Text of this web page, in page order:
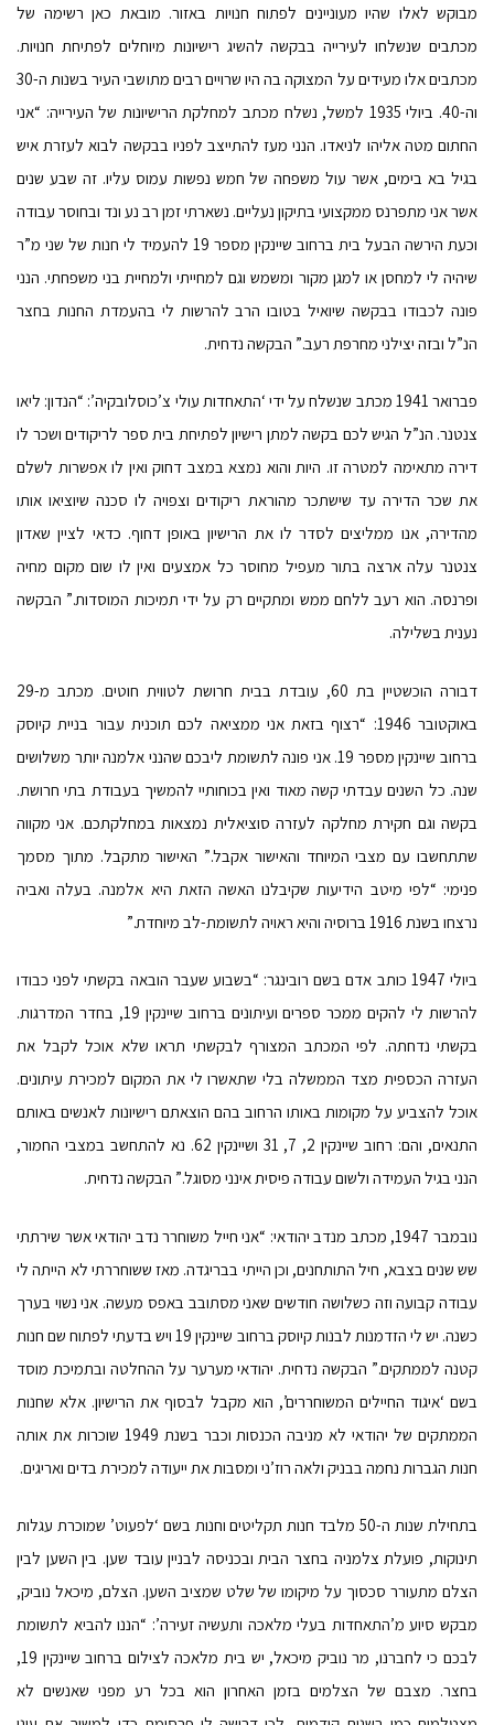
מבוקש לאלו שהיו מעוניינים לפתוח חנויות באזור. מובאת כאן רשימה של
מכתבים שנשלחו לעירייה בבקשה להשיג רישיונות מיוחלים לפתיחת חנויות.
מכתבים אלו מעידים על המצוקה בה היו שרויים רבים מתושבי העיר בשנות ה-30
וה-40. ביולי 1935 למשל, נשלח מכתב למחלקת הרישיונות של העירייה: “אני
החתום מטה אליהו לניאדו. הנני מעז להתייצב לפניו בבקשה לבוא לעזרת איש
בגיל בא בימים, אשר עול משפחה של חמש נפשות עמוס עליו. זה שבע שנים
אשר אני מתפרנס ממקצועי בתיקון נעליים. נשארתי זמן רב נע ונד ובחוסר עבודה
וכעת הירשה הבעל בית ברחוב שיינקין מספר 19 להעמיד לי חנות של שני מ”ר
שיהיה לי למחסן או למגן מקור ומשמש וגם למחייתי ולמחיית בני משפחתי. הנני
פונה לכבודו בבקשה שיואיל בטובו הרב להרשות לי בהעמדת החנות בחצר
הנ”ל ובזה יצילני מחרפת רעב.” הבקשה נדחית.
פברואר 1941 מכתב שנשלח על ידי ‘התאחדות עולי צ’כוסלובקיה’: “הנדון: ליאו
צנטנר. הנ”ל הגיש לכם בקשה למתן רישיון לפתיחת בית ספר לריקודים ושכר לו
דירה מתאימה למטרה זו. היות והוא נמצא במצב דחוק ואין לו אפשרות לשלם
את שכר הדירה עד שישתכר מהוראת ריקודים וצפויה לו סכנה שיוציאו אותו
מהדירה, אנו ממליצים לסדר לו את הרישיון באופן דחוף. כדאי לציין שאדון
צנטנר עלה ארצה בתור מעפיל מחוסר כל אמצעים ואין לו שום מקום מחיה
ופרנסה. הוא רעב ללחם ממש ומתקיים רק על ידי תמיכות המוסדות.” הבקשה
נענית בשלילה.
דבורה הוכשטיין בת 60, עובדת בבית חרושת לטווית חוטים. מכתב מ-29
באוקטובר 1946: “רצוף בזאת אני ממציאה לכם תוכנית עבור בניית קיוסק
ברחוב שיינקין מספר 19. אני פונה לתשומת ליבכם שהנני אלמנה יותר משלושים
שנה. כל השנים עבדתי קשה מאוד ואין בכוחותיי להמשיך בעבודת בתי חרושת.
בקשה וגם חקירת מחלקה לעזרה סוציאלית נמצאות במחלקתכם. אני מקווה
שתתחשבו עם מצבי המיוחד והאישור אקבל.” האישור מתקבל. מתוך מסמך
פנימי: “לפי מיטב הידיעות שקיבלנו האשה הזאת היא אלמנה. בעלה ואביה
נרצחו בשנת 1916 ברוסיה והיא ראויה לתשומת-לב מיוחדת.”
ביולי 1947 כותב אדם בשם רובינגר: “בשבוע שעבר הובאה בקשתי לפני כבודו
להרשות לי להקים ממכר ספרים ועיתונים ברחוב שיינקין 19, בחדר המדרגות.
בקשתי נדחתה. לפי המכתב המצורף לבקשתי תראו שלא אוכל לקבל את
העזרה הכספית מצד הממשלה בלי שתאשרו לי את המקום למכירת עיתונים.
אוכל להצביע על מקומות באותו הרחוב בהם הוצאתם רישיונות לאנשים באותם
התנאים, והם: רחוב שיינקין 2, 7, 31 ושיינקין 62. נא להתחשב במצבי החמור,
הנני בגיל העמידה ולשום עבודה פיסית אינני מסוגל.” הבקשה נדחית.
נובמבר 1947, מכתב מנדב יהודאי: “אני חייל משוחרר נדב יהודאי אשר שירתתי
שש שנים בצבא, חיל התותחנים, וכן הייתי בבריגדה. מאז ששוחררתי לא הייתה לי
עבודה קבועה וזה כשלושה חודשים שאני מסתובב באפס מעשה. אני נשוי בערך
כשנה. יש לי הזדמנות לבנות קיוסק ברחוב שיינקין 19 ויש בדעתי לפתוח שם חנות
קטנה לממתקים.” הבקשה נדחית. יהודאי מערער על ההחלטה ובתמיכת מוסד
בשם ‘איגוד החיילים המשוחררים’, הוא מקבל לבסוף את הרישיון. אלא שחנות
הממתקים של יהודאי לא מניבה הכנסות וכבר בשנת 1949 שוכרות את אותה
חנות הגברות נחמה בבניק ולאה רוז’ני ומסבות את ייעודה למכירת בדים ואריגים.
בתחילת שנות ה-50 מלבד חנות תקליטים וחנות בשם ‘לפעוט’ שמוכרת עגלות
תינוקות, פועלת צלמניה בחצר הבית ובכניסה לבניין עובד שען. בין השען לבין
הצלם מתעורר סכסוך על מיקומו של שלט שמציב השען. הצלם, מיכאל נוביק,
מבקש סיוע מ’התאחדות בעלי מלאכה ותעשיה זעירה’: “הננו להביא לתשומת
לבכם כי לחברנו, מר נוביק מיכאל, יש בית מלאכה לצילום ברחוב שיינקין 19,
בחצר. מצבם של הצלמים בזמן האחרון הוא בכל רע מפני שאנשים לא